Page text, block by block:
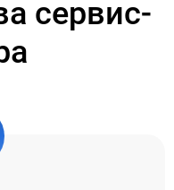
сервис-